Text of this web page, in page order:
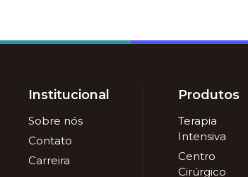
Institucional
Sobre nós
Contato
Carreira
Produtos
Terapia
Intensiva
Centro
Cirúrgico